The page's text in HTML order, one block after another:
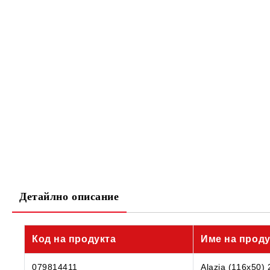
Детайлно описание
Код на продукта Име на
079814411 Alazia (116x50)